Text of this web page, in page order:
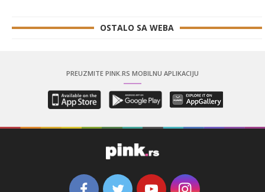
OSTALO SA WEBA
PREUZMITE PINK.RS MOBILNU APLIKACIJU